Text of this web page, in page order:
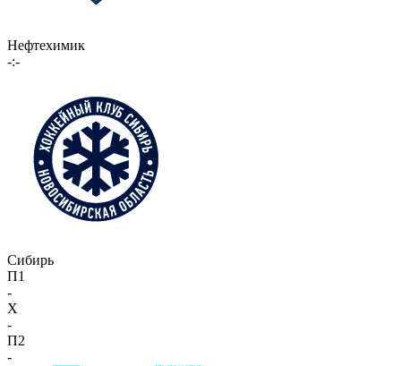
Нефтехимик
-:-
Сибирь
П1
-
X
-
П2
-